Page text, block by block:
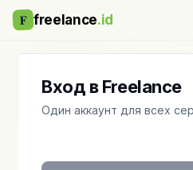
F freelance.id
Вход в Freelance
Один аккаунт для всех